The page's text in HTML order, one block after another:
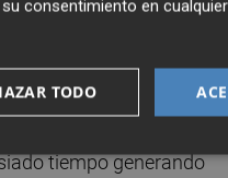
y la necesidad de
tiempo generando
su consentimiento en
TODO